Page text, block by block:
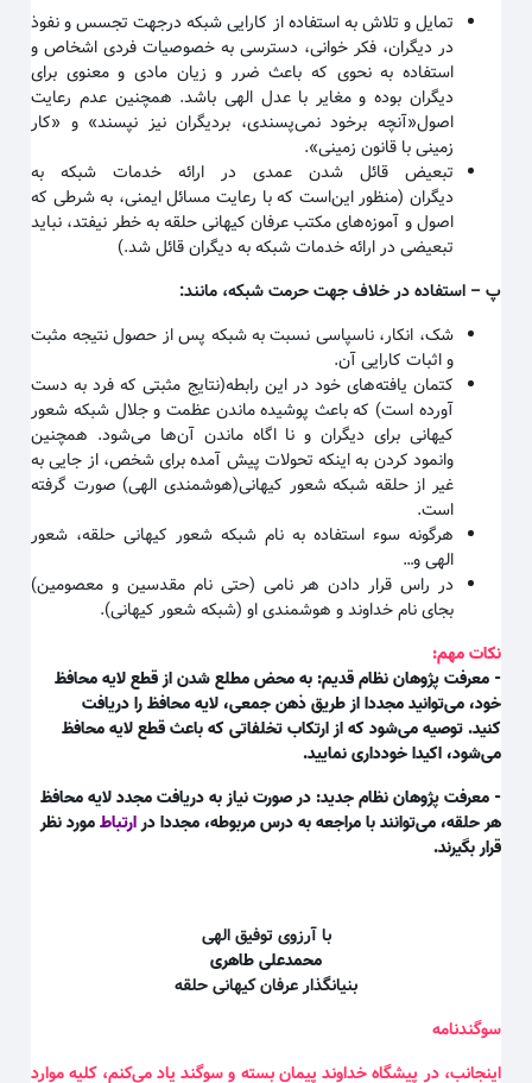
تمایل و تلاش به استفاده از کارایی شبکه درجهت تجسس و نفوذ
در دیگران، فکر خوانی، دسترسی به خصوصیات فردی اشخاص و
استفاده به نحوی که باعث ضرر و زیان مادی و معنوی برای
دیگران بوده و مغایر با عدل الهی باشد. همچنین عدم رعایت
اصول«آنچه برخود نمی‌پسندی، بردیگران نیز نپسند» و «کار
زمینی با قانون زمینی».
تبعیض قائل شدن عمدی در ارائه خدمات شبکه به
دیگران(منظور این‌است که با رعایت مسائل ایمنی، به شرطی که
اصول و آموزه‌های مکتب عرفان کیهانی حلقه به خطر نیفتد، نباید
تبعیضی در ارائه خدمات شبکه به دیگران قائل شد.)
– استفاده در خلاف جهت حرمت شبکه، مانند:
شک، انکار، ناسپاسی نسبت به شبکه پس از حصول نتیجه مثبت
و اثبات کارایی آن.
کتمان یافته‌های خود در این رابطه(نتایج مثبتی که فرد به دست
آورده است) که باعث پوشیده ماندن عظمت و جلال شبکه شعور
کیهانی برای دیگران و نا اگاه ماندن آن‌ها می‌شود. همچنین
وانمود کردن به اینکه تحولات پیش آمده برای شخص، از جایی به
غیر از حلقه شبکه شعور کیهانی(هوشمندی الهی) صورت گرفته
است.
هرگونه سوء استفاده به نام شبکه شعور کیهانی حلقه، شعور
الهی و…
در راس قرار دادن هر نامی (حتی نام مقدسین و معصومین)
بجای نام خداوند و هوشمندی او (شبکه شعور کیهانی).
نکات مهم:
- معرفت پژوهان نظام قدیم: به محض مطلع شدن از قطع لایه محافظ
خود، می‌توانید مجددا از طریق ذهن جمعی، لایه محافظ را دریافت
کنید. توصیه می‌شود که از ارتکاب تخلفاتی که باعث قطع لایه محافظ
می‌شود، اکیدا خودداری نمایید.
- معرفت پژوهان نظام جدید: در صورت نیاز به دریافت مجدد لایه محافظ
هر حلقه، می‌توانند با مراجعه به درس مربوطه، مجددا درارتباطمورد نظر
قرار بگیرند.
با آرزوی توفیق الهی
محمدعلی طاهری
بنیانگذار عرفان کیهانی حلقه
سوگندنامه
اینجانب، در پیشگاه خداوند پیمان بسته و سوگند یاد می‌کنم، کلیه موارد